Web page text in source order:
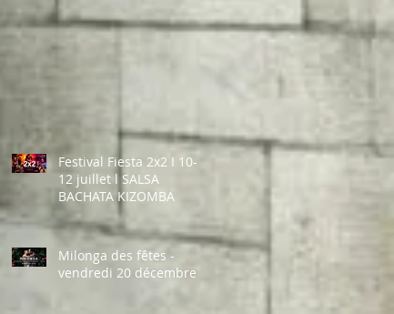
Festival Fiesta 2x2 I 10-
12 juillet l SALSA
BACHATA KIZOMBA
Milonga des fêtes -
vendredi 20 décembre